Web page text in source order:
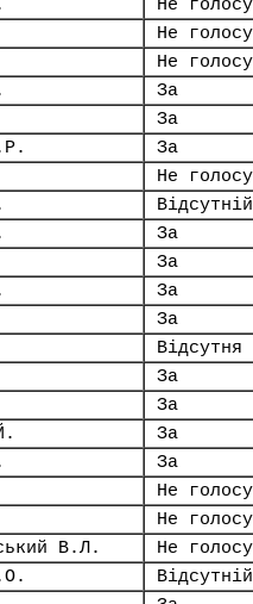
Не
Не
Не
За
За
За
Не
Відсутній
За
За
За
За
Відсутня
За
За
За
За
Не
Не
В.Л.
Не
Відсутній